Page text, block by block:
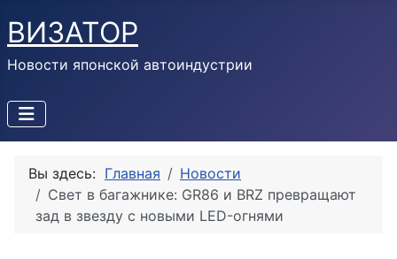
ВИЗАТОР
Новости японской автоиндустрии
Вы здесь: Главная
Новости
Свет в багажнике: GR86 и BRZ превращают
зад в звезду с новыми LED-огнями